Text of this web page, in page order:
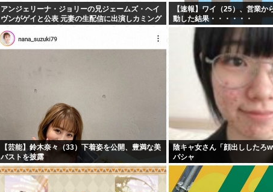
アンジェリーナ・ジョリーの兄ジェームズ・ヘイ
ヴンがゲイと公表 元妻の生配信に出演しカミング
【速報】ワイ（25）、営業か
動した結果・・・・・・
【芸能】鈴木奈々（33）下着姿を公開、豊満な美
バストを披露
陰キャ女さん「顔出ししたろ
パシャ